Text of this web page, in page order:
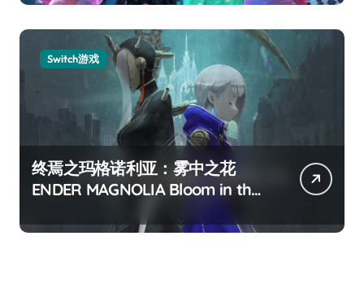
Switch游戏
终焉之玛格诺利亚：雾中之花
ENDER MAGNOLIA Bloom in the